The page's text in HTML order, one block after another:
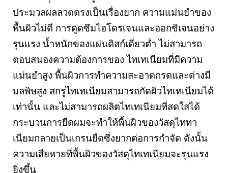
ประมวลผลลวดตรงเป็นเรื่องยาก ความแม่นยำของ
พื้นผิวไม่ดี การดูดซึมไฮโดรเจนและออกซิเจนอย่าง
รุนแรง น้ำหนักของแผ่นดิสก์เดี่ยวต่ำ ไม่สามารถ
ตอบสนองความต้องการของ ไทเทเนียมที่มีความ
แม่นยำสูง พื้นผิวการทำความสะอาดกรดและด่างมี
มลพิษสูง สกรูไทเทเนียมสามารถกัดผิวไทเทเนียมได้
เท่านั้น และไม่สามารถผลิตไทเทเนียมที่สดใสได้
กระบวนการยืดผมจะทำให้พื้นผิวของวัสดุไททา
เนียมกลายเป็นเกรนยืดซึ่งยากต่อการกำจัด ดังนั้น
ความเสียหายที่พื้นผิวของวัสดุไทเทเนียมจะรุนแรง
ยิ่งขึ้น